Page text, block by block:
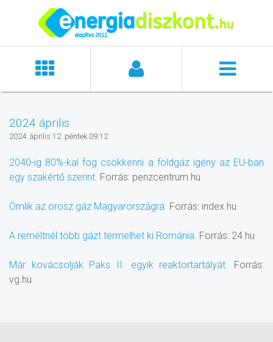
2024 április
2024. április 12. péntek 09:12
2040-ig 80%-kal fog csökkenni a földgáz igény az EU-ban
egy szakértő szerint. Forrás: penzcentrum.hu
Ömlik az orosz gáz Magyarországra. Forrás: index.hu
A reméltnél több gázt termelhet ki Románia. Forrás: 24.hu
Már kovácsolják Paks II. egyik reaktortartályát. Forrás:
vg.hu